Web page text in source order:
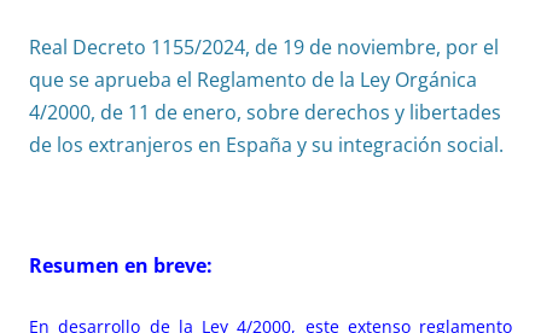
Real Decreto 1155/2024, de 19 de noviembre, por el
que se aprueba el Reglamento de la Ley Orgánica
4/2000, de 11 de enero, sobre derechos y libertades
de los extranjeros en España y su integración social.
Resumen en breve:
En desarrollo de la Ley 4/2000, este extenso reglamento